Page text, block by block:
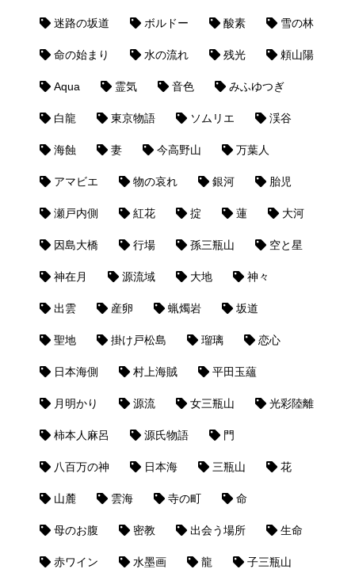
迷路の坂道 ボルドー 酸素 雪の林
命の始まり 水の流れ 残光 頼山陽
Aqua 霊気 音色 みふゆつぎ
白龍 東京物語 ソムリエ 渓谷
海蝕 妻 今高野山 万葉人
アマビエ 物の哀れ 銀河 胎児
瀬戸内側 紅花 掟 蓮 大河
因島大橋 行場 孫三瓶山 空と星
神在月 源流域 大地 神々
出雲 産卵 蝋燭岩 坂道
聖地 掛け戸松島 瑠璃 恋心
日本海側 村上海賊 平田玉蘊
月明かり 源流 女三瓶山 光彩陸離
柿本人麻呂 源氏物語 門
八百万の神 日本海 三瓶山 花
山麓 雲海 寺の町 命
母のお腹 密教 出会う場所 生命
赤ワイン 水墨画 龍 子三瓶山